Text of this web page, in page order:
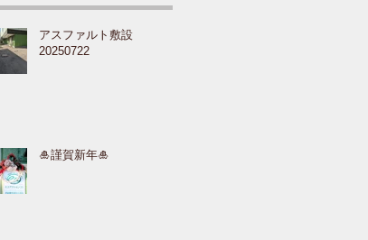
アスファルト敷設
20250722
🎍謹賀新年🎍